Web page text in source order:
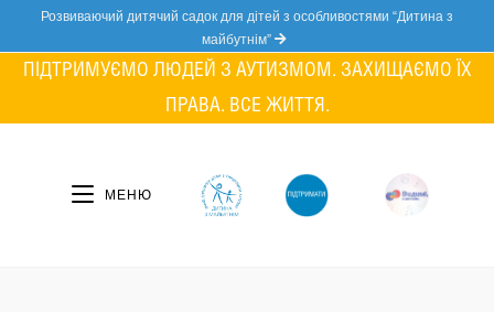
content
Розвиваючий дитячий садок для дітей з особливостями “Дитина з
майбутнім”
ПІДТРИМУЄМО ЛЮДЕЙ З АУТИЗМОМ. ЗАХИЩАЄМО ЇХ
ПРАВА. ВСЕ ЖИТТЯ.
МЕНЮ